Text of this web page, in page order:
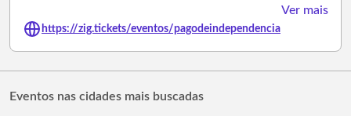
Ver mais
https://zig.tickets/eventos/pagodeindependencia
Eventos nas cidades mais buscadas